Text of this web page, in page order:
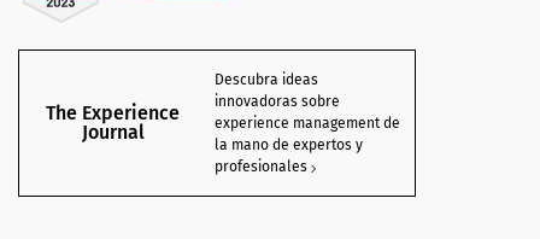
The Experience
Journal
Descubra ideas
innovadoras sobre
experience management de
la mano de expertos y
profesionales